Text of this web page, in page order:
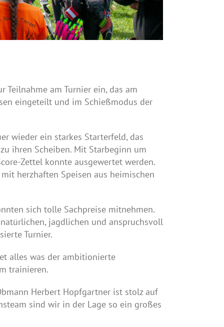
Teilnahme am Turnier ein, das am
eingeteilt und im Schießmodus der
wieder ein starkes Starterfeld, das
ihren Scheiben. Mit Starbeginn um
Zettel konnte ausgewertet werden.
herzhaften Speisen aus heimischen
sich tolle Sachpreise mitnehmen.
jagdlichen und anspruchsvoll
Turnier.
alles was der ambitionierte
trainieren.
Herbert Hopfgartner ist stolz auf
sind wir in der Lage so ein großes